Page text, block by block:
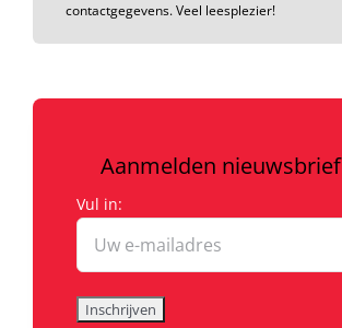
contactgegevens. Veel leesplezier!
Aanmelden nieuwsbrief
Vul in: